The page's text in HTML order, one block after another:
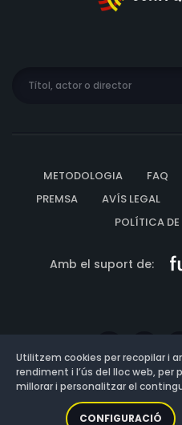
METODOLOGIA FAQ
PREMSA
AVÍS LEGAL
POLÍTICA
Amb el suport de:
Versió:
Utilitzem cookies per recopilar i
rendiment i l’ús del lloc web,
millorar i personalitzar el
CONFIGURACIÓ